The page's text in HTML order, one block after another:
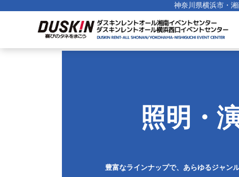
神奈川県横浜市・
照明・
豊富なラインナップで、あらゆるジャン